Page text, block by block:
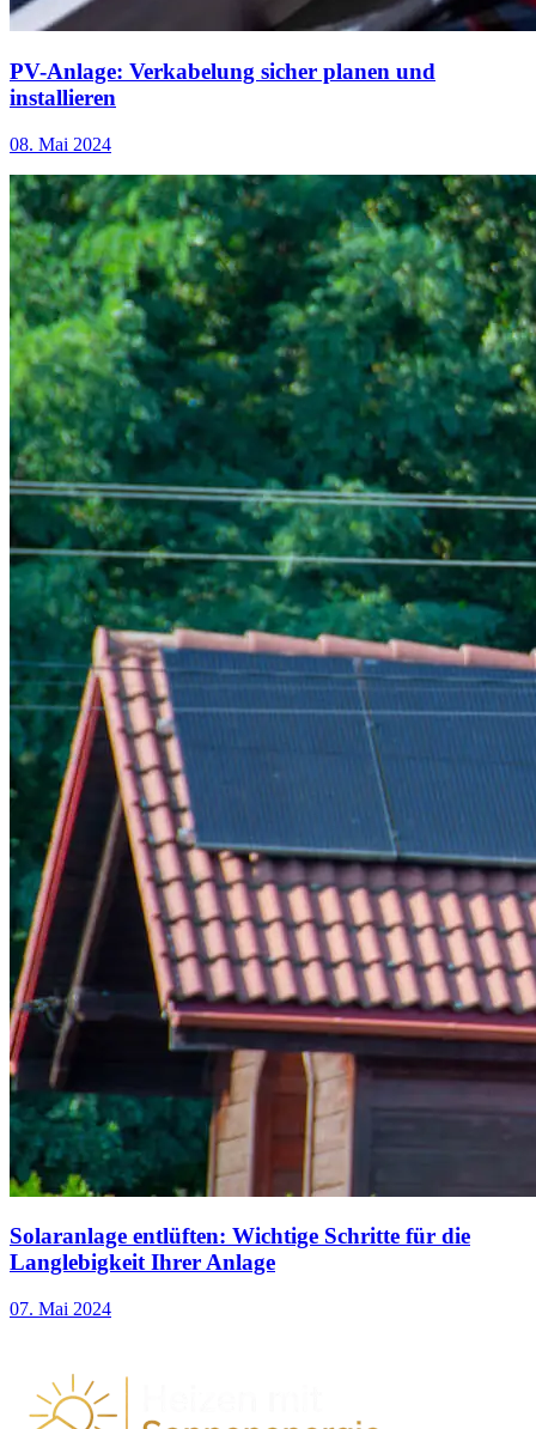
PV-Anlage: Verkabelung sicher planen und
installieren
08. Mai 2024
Solaranlage entlüften: Wichtige Schritte für die
Langlebigkeit Ihrer Anlage
07. Mai 2024